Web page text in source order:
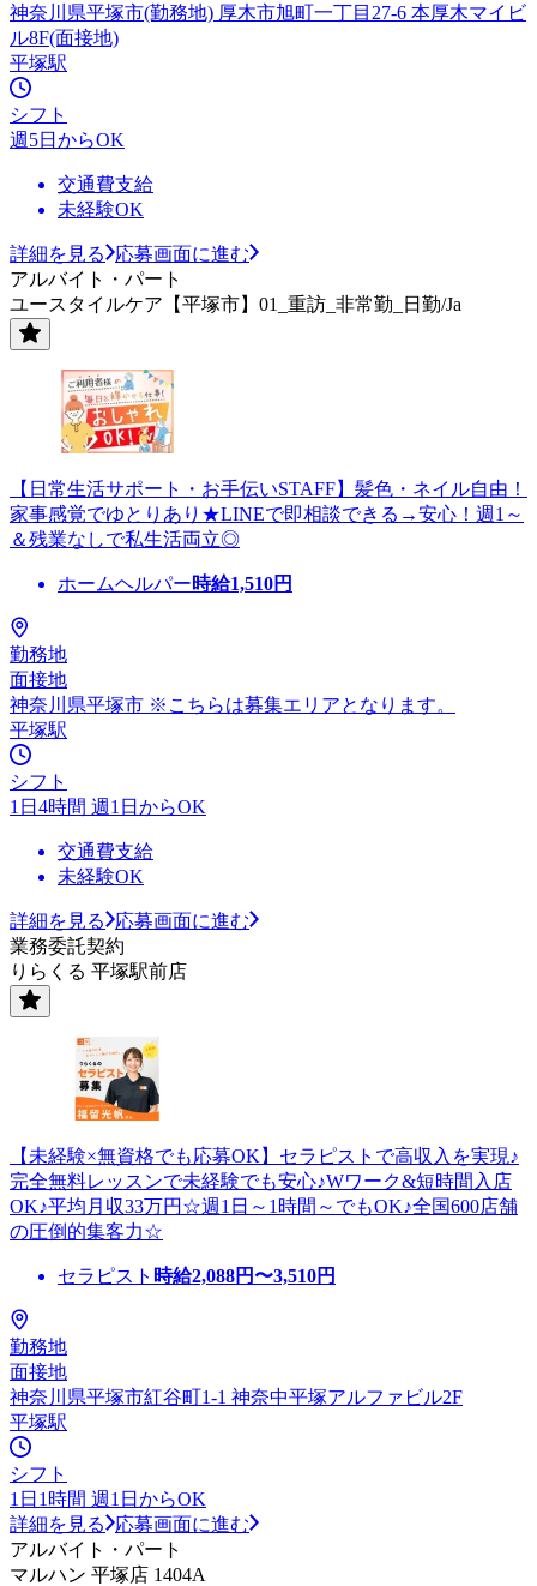
神奈川県平塚市(勤務地) 厚木市旭町一丁目27-6 本厚木マイビ
ル8F(面接地)
平塚駅
シフト
週5日からOK
交通費支給
未経験OK
詳細を見る
応募画面に進む
アルバイト・パート
ユースタイルケア【平塚市】01_重訪_非常勤_日勤/Ja
【日常生活サポート・お手伝いSTAFF】髪色・ネイル自由！
家事感覚でゆとりあり★LINEで即相談できる→安心！週1～
＆残業なしで私生活両立◎
ホームヘルパー時給1,510円
勤務地
面接地
神奈川県平塚市 ※こちらは募集エリアとなります。
平塚駅
シフト
1日4時間 週1日からOK
交通費支給
未経験OK
詳細を見る
応募画面に進む
業務委託契約
りらくる 平塚駅前店
【未経験×無資格でも応募OK】セラピストで高収入を実現♪
完全無料レッスンで未経験でも安心♪Wワーク&短時間入店
OK♪平均月収33万円☆週1日～1時間～でもOK♪全国600店舗
の圧倒的集客力☆
セラピスト 時給2,088円〜3,510円
勤務地
面接地
神奈川県平塚市紅谷町1-1 神奈中平塚アルファビル2F
平塚駅
シフト
1日1時間 週1日からOK
詳細を見る
応募画面に進む
アルバイト・パート
マルハン 平塚店 1404A